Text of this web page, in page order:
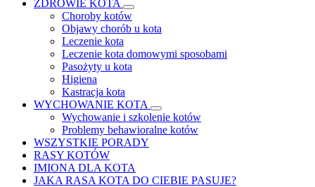
ZDROWIE KOTA
Choroby kotów
Objawy chorób u kota
Leczenie kota
Leczenie kota domowymi sposobami
Pasożyty u kota
Higiena
Kastracja kota
WYCHOWANIE KOTA
Wychowanie i szkolenie kotów
Problemy behawioralne kotów
WSZYSTKIE PORADY
RASY KOTÓW
IMIONA DLA KOTA
JAKA RASA KOTA DO CIEBIE PASUJE?